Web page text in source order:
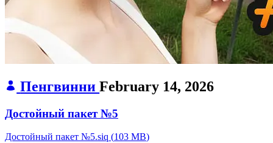
ПенгвинниFebruary 14, 2026
Достойный пакет №5
Достойный пакет №5.siq (103 MB)